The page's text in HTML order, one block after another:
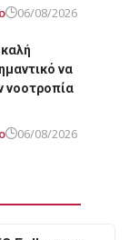
06/08/2026
να
νοοτροπία
06/08/2026